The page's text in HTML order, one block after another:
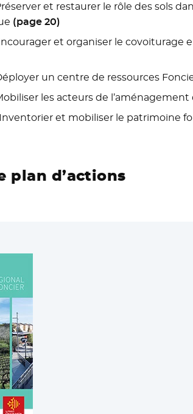
et restaurer le rôle des sols
(page 20)
et organiser le covoiturage
un centre de ressources
les acteurs de
Inventorier et mobiliser le patrimoine
plan d’actions